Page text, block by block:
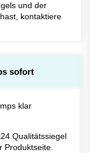
und der
kontaktiere
sofort
klar
Qualitätssiegel
Produktseite.